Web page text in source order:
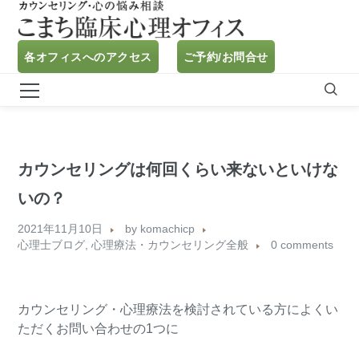
各オフィスへのアクセス ご予約/お問合せ
カウンセリングは何回くらい来ないといけな
いの？
2021年11月10日 by komachicp
心理士ブログ,心理療法・カウンセリング全般 0 comments
カウンセリング・心理療法を検討されている方によくい
ただくお問い合わせの1つに